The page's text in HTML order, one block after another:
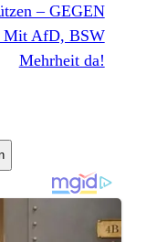
– GEGEN
Mit AfD, BSW
Mehrheit da!